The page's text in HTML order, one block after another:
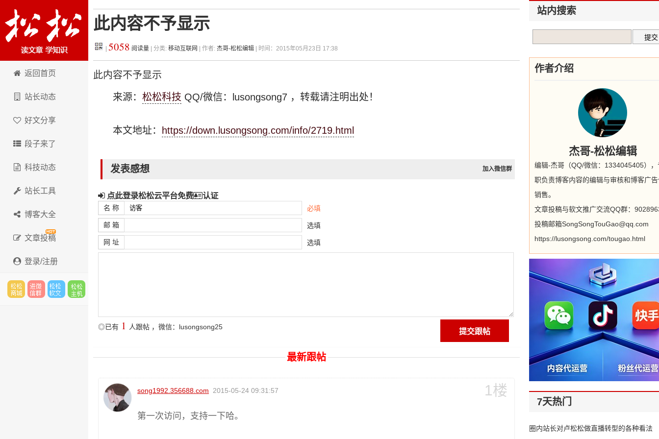
松松科技
返回首页
站长动态
好文分享
段子来了
科技动态
站长工具
博客大全
文章投稿
登录/注册
此内容不予显示
5058 阅读量 | 分类: 移动互联网 | 作者: 杰哥-松松编辑 | 时间：2015年05月23日 17:38
此内容不予显示
来源： 松松科技 QQ/微信：lusongsong7 ，转载请注明出处！
本文地址： https://down.lusongsong.com/info/2719.html
发表感想 加入微信群
点此登录松松云平台免费 认证
名 称 必填
邮 箱 选填
网 址 选填
◎已有 1 人跟帖 ，微信：lusongsong25
最新跟帖
1楼
song1992.356688.com 2015-05-24 09:31:57
第一次访问，支持一下哈。
站内搜索
作者介绍
杰哥-松松编辑
编辑-杰哥（QQ/微信：1334045405），
职负责博客内容的编辑与审核和博客广
销售。
文章投稿与软文推广交流QQ群：
投稿邮箱SongSongTouGao@qq.com
https://lusongsong.com/tougao.html
7天热门
圈内站长对卢松松做直播转型的各种看法